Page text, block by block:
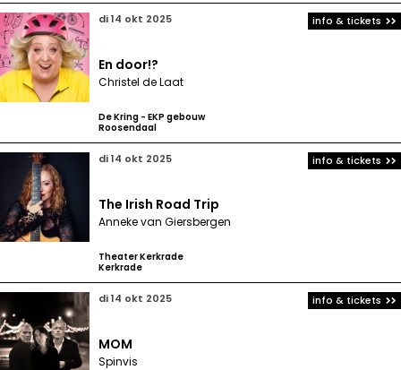
di 14 okt 2025
En door!?
Christel de Laat
De Kring - EKP gebouw
Roosendaal
info & tickets
di 14 okt 2025
The Irish Road Trip
Anneke van Giersbergen
Theater Kerkrade
Kerkrade
info & tickets
di 14 okt 2025
MOM
Spinvis
info & tickets